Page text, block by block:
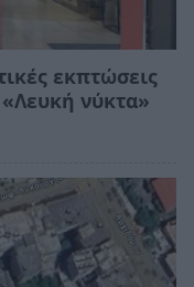
εκπτώσεις
νύκτα»